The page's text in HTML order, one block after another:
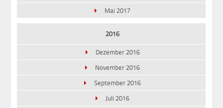
Mai 2017
2016
Dezember 2016
November 2016
September 2016
Juli 2016